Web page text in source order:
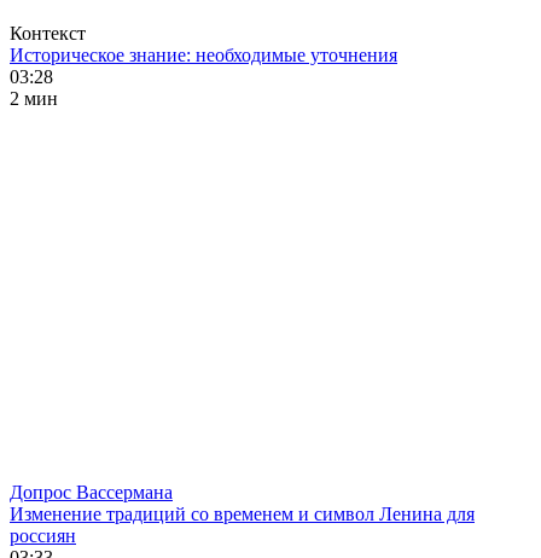
Контекст
Историческое знание: необходимые уточнения
03:28
2 мин
Допрос Вассермана
Изменение традиций со временем и символ Ленина для
россиян